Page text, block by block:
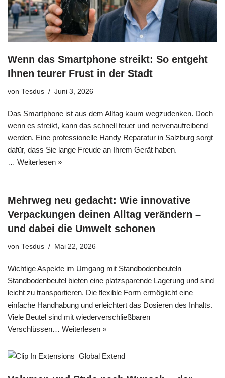
Wenn das Smartphone streikt: So entgeht
Ihnen teurer Frust in der Stadt
von Tesdus Juni 3, 2026
Das Smartphone ist aus dem Alltag kaum wegzudenken. Doch
wenn es streikt, kann das schnell teuer und nervenaufreibend
werden. Eine professionelle Handy Reparatur in Salzburg sorgt
dafür, dass Sie lange Freude an Ihrem Gerät haben.
… Weiterlesen »
Mehrweg neu gedacht: Wie innovative
Verpackungen deinen Alltag verändern –
und dabei die Umwelt schonen
von Tesdus Mai 22, 2026
Wichtige Aspekte im Umgang mit Standbodenbeuteln
Standbodenbeutel bieten eine platzsparende Lagerung und sind
leicht zu transportieren. Die flexible Form ermöglicht eine
einfache Handhabung und erleichtert das Dosieren des Inhalts.
Viele Beutel sind mit wiederverschließbaren
Verschlüssen… Weiterlesen »